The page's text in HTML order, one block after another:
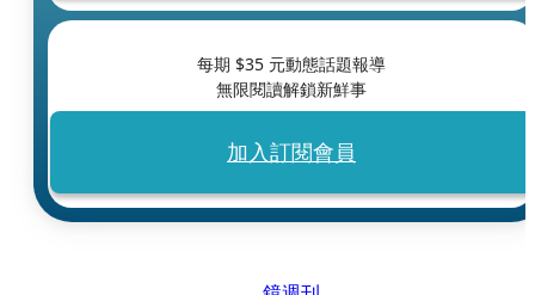
每期 $35 元動態話題報導
無限閱讀解鎖新鮮事
加入訂閱會員